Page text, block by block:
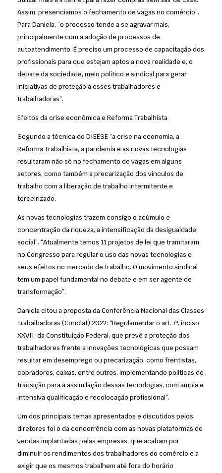
Assim, presenciamos o fechamento de vagas no comércio”.
Para Daniela, “o processo tende a se agravar mais,
principalmente com a adoção de processos de
autoatendimento. É preciso um processo de capacitação dos
profissionais para que estejam aptos a nova realidade e, o
debate da sociedade, meio político e sindical para gerar
iniciativas de proteção a esses trabalhadores e
trabalhadoras”.
Efeitos da crise econômica e Reforma Trabalhista
Segundo a técnica do DIEESE “a crise na economia, a
Reforma Trabalhista, a pandemia e as novas tecnologias
resultaram não só no fechamento de vagas em alguns
setores, como também a precarização dos vínculos de
trabalho com a liberação de trabalho intermitente e
terceirizado.
As novas tecnologias trazem consigo o acúmulo e
concentração da riqueza, a intensificação da desigualdade
social”. “Atualmente temos 11 projetos de lei que tramitaram
no Congresso para regular o uso das novas tecnologias e
seus efeitos no mercado de trabalho. O movimento sindical
tem um papel fundamental no debate e em ser agente de
transformação”.
Daniela citou a proposta da Conferência Nacional das Classes
Trabalhadoras (Conclat) 2022: “Regulamentar o art. 7º, inciso
XXVII, da Constituição Federal, que prevê a proteção dos
trabalhadores frente a inovações tecnológicas que possam
resultar em desemprego ou precarização, como frentistas,
cobradores, caixas, entre outros, implementando políticas de
transição para a assimilação dessas tecnologias, com ampla e
intensiva qualificação e recolocação profissional”.
Um dos principais temas apresentados e discutidos pelos
diretores foi o da concorrência com as novas plataformas de
vendas implantadas pelas empresas, que acabam por
diminuir os rendimentos dos trabalhadores do comércio e a
exigir que os mesmos trabalhem até fora do horário